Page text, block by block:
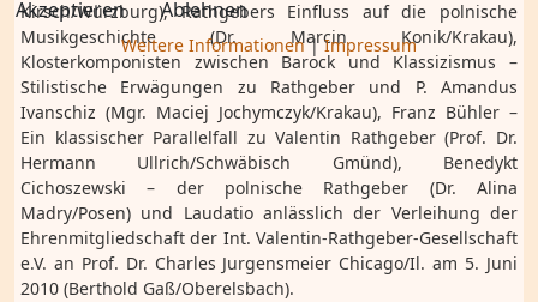
Kirsch/Würzburg), Rathgebers Einfluss auf die polnische
Musikgeschichte (Dr. Marcin Konik/Krakau),
Klosterkomponisten zwischen Barock und Klassizismus –
Stilistische Erwägungen zu Rathgeber und P. Amandus
Ivanschiz (Mgr. Maciej Jochymczyk/Krakau), Franz Bühler –
Ein klassischer Parallelfall zu Valentin Rathgeber (Prof. Dr.
Hermann Ullrich/Schwäbisch Gmünd), Benedykt
Cichoszewski – der polnische Rathgeber (Dr. Alina
Madry/Posen) und Laudatio anlässlich der Verleihung der
Ehrenmitgliedschaft der Int. Valentin-Rathgeber-Gesellschaft
e.V. an Prof. Dr. Charles Jurgensmeier Chicago/Il. am 5. Juni
2010 (Berthold Gaß/Oberelsbach).
Akzeptieren Ablehnen
Weitere Informationen|Impressum